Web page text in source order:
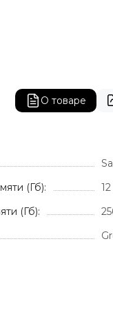
О товаре
(Гб):
12
(Гб):